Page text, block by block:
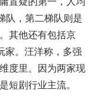
队，第二梯队则是
其他还有包括京
家。汪洋称，多强
度里。因为两家现
短剧行业主流。